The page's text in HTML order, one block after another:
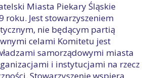
Miasta Piekary Śląskie
roku. Jest stowarzyszeniem
nie będącym partią
celami Komitetu jest
samorządowymi miasta
i instytucjami na rzecz